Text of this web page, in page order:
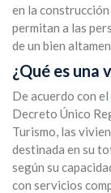
en la
permitan a las
de un bien
¿Qué es una
De acuerdo con el
Decreto Único
Turismo, las
destinada en su
según su
con servicios